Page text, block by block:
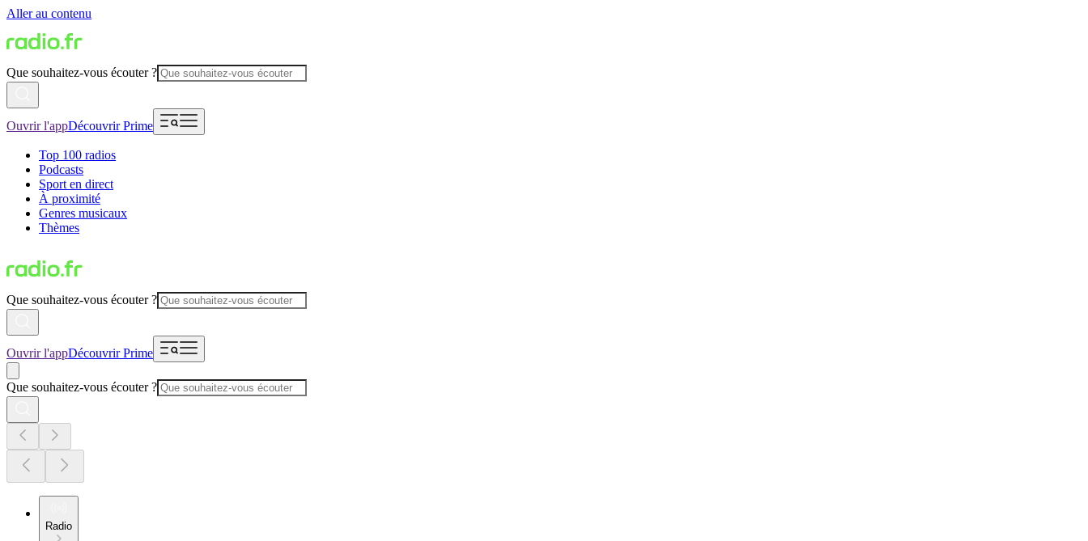
Aller au contenu
Que souhaitez-vous écouter ?
Ouvrir l'appDécouvrir Prime
Top 100 radios
Podcasts
Sport en direct
À proximité
Genres musicaux
Thèmes
Que souhaitez-vous écouter ?
Ouvrir l'appDécouvrir Prime
Que souhaitez-vous écouter ?
Radio